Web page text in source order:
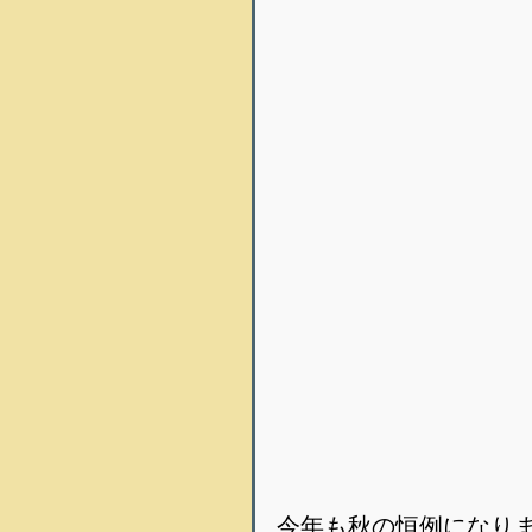
今年も秋の恒例になり